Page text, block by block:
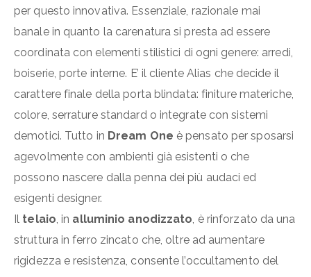
per questo innovativa. Essenziale, razionale mai
banale in quanto la carenatura si presta ad essere
coordinata con elementi stilistici di ogni genere: arredi,
boiserie, porte interne. E’ il cliente Alias che decide il
carattere finale della porta blindata: finiture materiche,
colore, serrature standard o integrate con sistemi
demotici. Tutto in Dream One è pensato per sposarsi
agevolmente con ambienti già esistenti o che
possono nascere dalla penna dei più audaci ed
esigenti designer.
Il telaio, in alluminio anodizzato, è rinforzato da una
struttura in ferro zincato che, oltre ad aumentare
rigidezza e resistenza, consente l’occultamento del